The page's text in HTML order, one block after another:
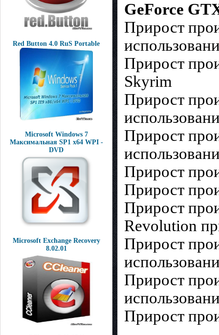
Red Button 4.0 RuS Portable
Microsoft Windows 7
Максимальная SP1 x64 WPI -
DVD
Microsoft Exchange Recovery
8.02.01
GeForce
Прирост
Прирост
Skyrim
Прирост
Прирост
Прирост
Прирост
Прирост
Revolution
Прирост
Прирост
Прирост